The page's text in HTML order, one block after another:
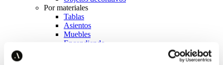
Por materiales
Tablas
Asientos
Muebles
Encendiendo